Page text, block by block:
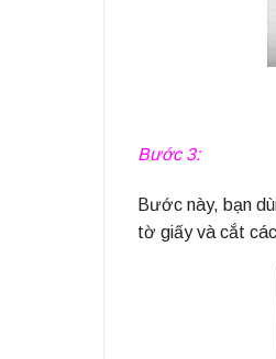
Bước 3:
Bước này, bạn
tờ giấy và cắt